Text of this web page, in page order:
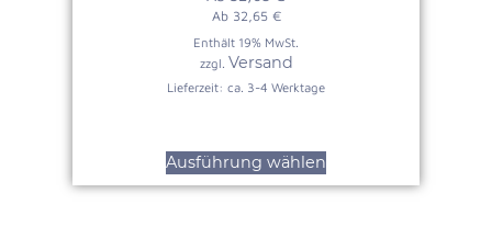
Ab 32,65 €
Enthält 19% MwSt.
zzgl. Versand
Lieferzeit: ca. 3-4 Werktage
Ausführung wählen